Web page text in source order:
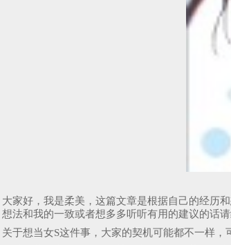
大家好，我是柔美，这篇文章是根据自己的经历
想法和我的一致或者想多多听听有用的建议的话
关于想当女S这件事，大家的契机可能都不一样